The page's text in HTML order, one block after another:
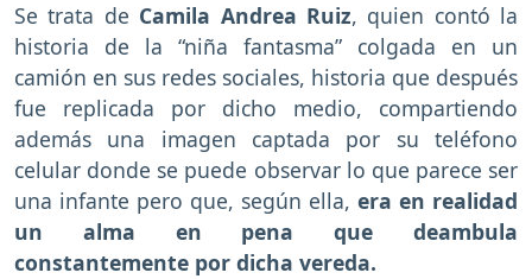
Se trata de Camila Andrea Ruiz, quien contó la
historia de la “niña fantasma” colgada en un
camión en sus redes sociales, historia que después
fue replicada por dicho medio, compartiendo
además una imagen captada por su teléfono
celular donde se puede observar lo que parece ser
una infante pero que, según ella, era en realidad
un alma en pena que deambula
constantemente por dicha vereda.